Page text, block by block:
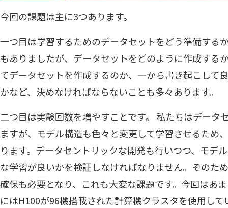
今回の課題は主に3つあります。
一つ目は学習するためのデータセットをどう準備する
もありましたが、データセットをどのように作成する
てデータセットを作成するのか、一から書き起こして
かなど、決めなければならないことも多々あります。
二つ目は実験回数を増やすことです。 私たちはデータ
ますが、モデル構造も色々と変更して学習させるため
ります。データセントリックな開発も行いつつ、モデ
な学習が良いかを検証しなければなりません。そのた
確保も必要となり、これも大変な課題です。今回はあ
にはH100が96機搭載された計算機クラスタを使用し